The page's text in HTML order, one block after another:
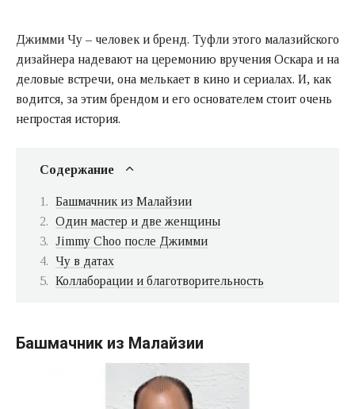
Джимми Чу – человек и бренд. Туфли этого малазийского
дизайнера надевают на церемонию вручения Оскара и на
деловые встречи, она мелькает в кино и сериалах. И, как
водится, за этим брендом и его основателем стоит очень
непростая история.
Содержание
Башмачник из Малайзии
Один мастер и две женщины
Jimmy Choo после Джимми
Чу в датах
Коллаборации и благотворительность
Башмачник из Малайзии